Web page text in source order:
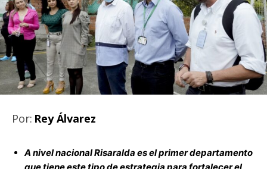
Por: Rey Álvarez
A nivel nacional Risaralda es el primer departamento